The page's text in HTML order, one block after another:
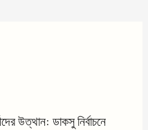
উত্থান: ডাকসু নির্বাচনে